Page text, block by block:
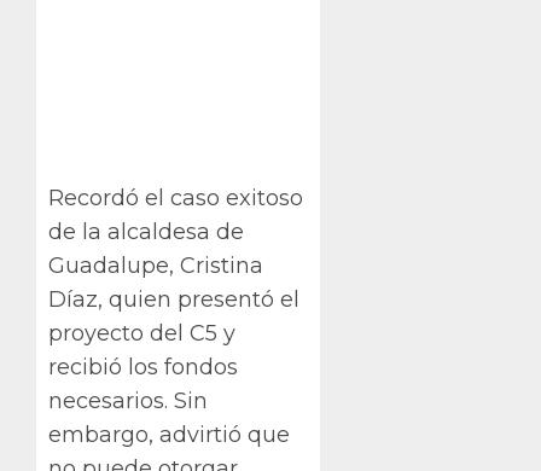
Recordó el caso exitoso
de la alcaldesa de
Guadalupe, Cristina
Díaz, quien presentó el
proyecto del C5 y
recibió los fondos
necesarios. Sin
embargo, advirtió que